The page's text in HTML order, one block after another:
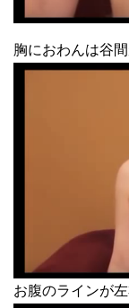
胸におわんは谷
お腹のラインが